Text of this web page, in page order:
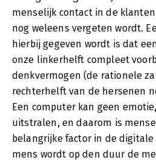
menselijk contact in de
nog weleens vergeten wordt.
hierbij gegeven wordt is dat
onze linkerhelft compleet
denkvermogen (de rationele
rechterhelft van de hersenen
Een computer kan geen
uitstralen, en daarom is
belangrijke factor in de
mens wordt op den duur de